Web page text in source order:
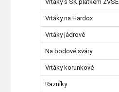
Vrtáky s SK plátkem ZVSE
Vrtáky na Hardox
Vrtáky jádrové
Na bodové sváry
Vrtáky korunkové
Razníky